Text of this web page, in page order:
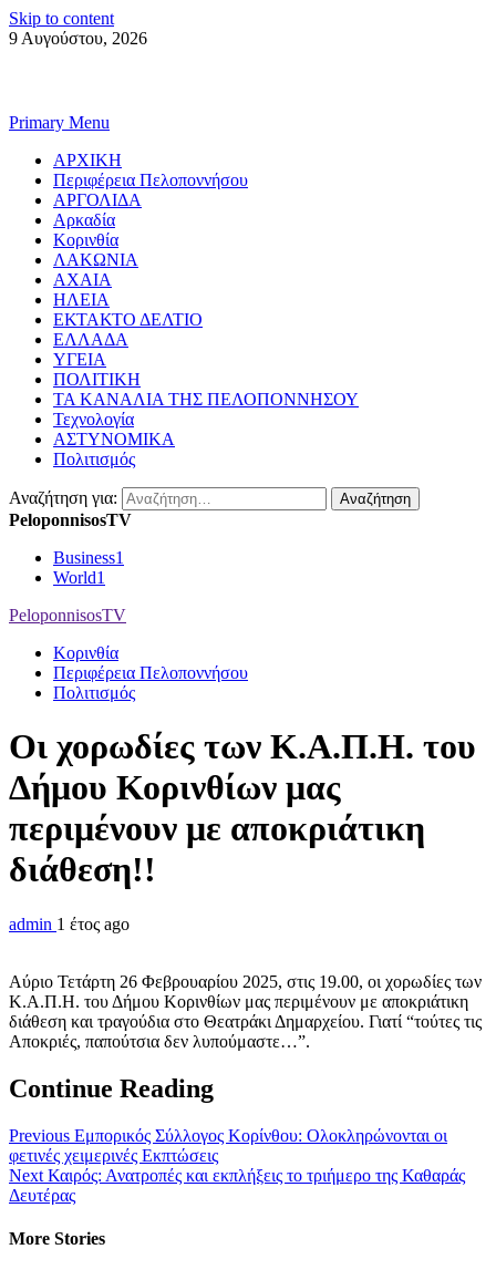
Skip to content
9 Αυγούστου, 2026
Primary Menu
ΑΡΧΙΚΗ
Περιφέρεια Πελοποννήσου
ΑΡΓΟΛΙΔΑ
Αρκαδία
Κορινθία
ΛΑΚΩΝΙΑ
ΑΧΑΙΑ
ΗΛΕΙΑ
ΕΚΤΑΚΤΟ ΔΕΛΤΙΟ
ΕΛΛΑΔΑ
ΥΓΕΙΑ
ΠΟΛΙΤΙΚΗ
ΤΑ ΚΑΝΑΛΙΑ ΤΗΣ ΠΕΛΟΠΟΝΝΗΣΟΥ
Τεχνολογία
ΑΣΤΥΝΟΜΙΚΑ
Πολιτισμός
Αναζήτηση για:
PeloponnisosTV
Business1
World1
PeloponnisosTV
Κορινθία
Περιφέρεια Πελοποννήσου
Πολιτισμός
Oι χορωδίες των Κ.Α.Π.Η. του
Δήμου Κορινθίων μας
περιμένουν με αποκριάτικη
διάθεση!!
admin 1 έτος ago
Αύριο Τετάρτη 26 Φεβρουαρίου 2025, στις 19.00, οι χορωδίες των
Κ.Α.Π.Η. του Δήμου Κορινθίων μας περιμένουν με αποκριάτικη
διάθεση και τραγούδια στο Θεατράκι Δημαρχείου. Γιατί “τούτες τις
Αποκριές, παπούτσια δεν λυπούμαστε…”.
Continue Reading
Previous Εμπορικός Σύλλογος Κορίνθου: Oλοκληρώνονται οι
φετινές χειμερινές Εκπτώσεις
Next Καιρός: Ανατροπές και εκπλήξεις το τριήμερο της Καθαράς
Δευτέρας
More Stories